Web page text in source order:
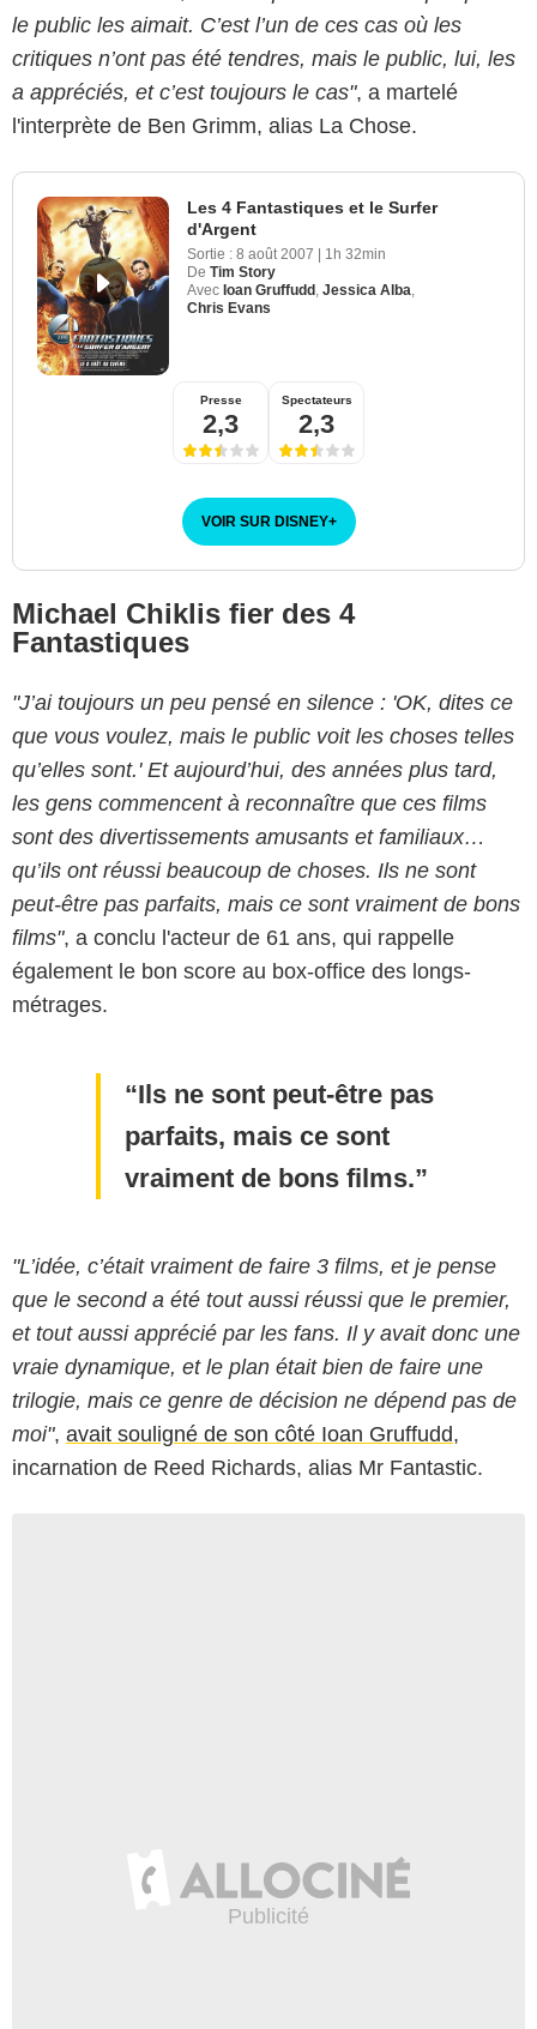
le public les aimait. C’est l’un de ces cas où les
critiques n’ont pas été tendres, mais le public, lui, les
a appréciés, et c’est toujours le cas", a martelé
l'interprète de Ben Grimm, alias La Chose.
Les 4 Fantastiques et le Surfer
d'Argent
Sortie : 8 août 2007
1h 32min
De Tim Story
Avec Ioan Gruffudd , Jessica Alba,
Chris Evans
Presse
2,3
Spectateurs
2,3
VOIR SUR DISNEY+
Michael Chiklis fier des 4
Fantastiques
"J’ai toujours un peu pensé en silence : 'OK, dites ce
que vous voulez, mais le public voit les choses telles
qu’elles sont.' Et aujourd’hui, des années plus tard,
les gens commencent à reconnaître que ces films
sont des divertissements amusants et familiaux…
qu’ils ont réussi beaucoup de choses. Ils ne sont
peut-être pas parfaits, mais ce sont vraiment de bons
films", a conclu l'acteur de 61 ans, qui rappelle
également le bon score au box-office des longs-
métrages.
Ils ne sont peut-être pas
parfaits, mais ce sont
vraiment de bons films.
"L’idée, c’était vraiment de faire 3 films, et je pense
que le second a été tout aussi réussi que le premier,
et tout aussi apprécié par les fans. Il y avait donc une
vraie dynamique, et le plan était bien de faire une
trilogie, mais ce genre de décision ne dépend pas de
moi", avait souligné de son côté Ioan Gruffudd,
incarnation de Reed Richards, alias Mr Fantastic.